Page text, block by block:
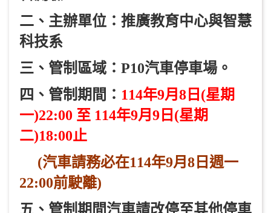
二、主辦單位：推廣教育中心與智慧
科技系
三、管制區域：P10汽車停車場。
四、管制期間： 114年9月8日(星期
一)22:00 至 114年9月9日(星期
二)18:00止
(汽車請務必在114年9月8日週一
22:00前駛離)
五、管制期間汽車請改停至其他停車